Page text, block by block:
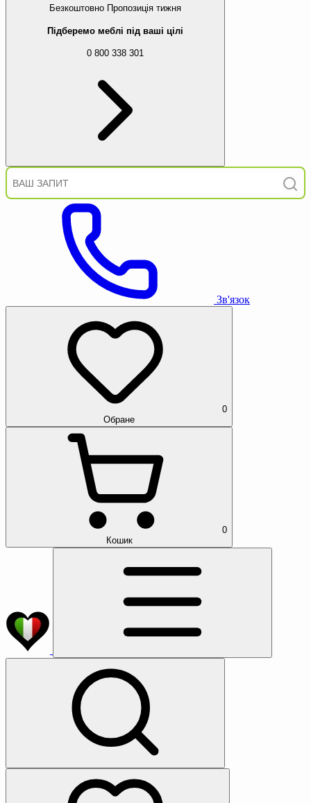
Безкоштовно Пропозиція тижня
Підберемо меблі під ваші цілі
0 800 338 301
Зв'язок
0
Обране
0
Кошик